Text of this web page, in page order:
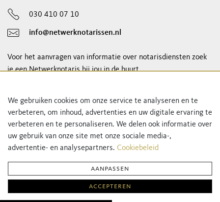
We gebruiken cookies om onze service te analyseren en te
verbeteren, om inhoud, advertenties en uw digitale ervaring te
verbeteren en te personaliseren. We delen ook informatie over
uw gebruik van onze site met onze sociale media-,
advertentie- en analysepartners. Cookiebeleid
aanpassen
accepteren
030 410 07 10
info@netwerknotarissen.nl
Voor het aanvragen van informatie over notarisdiensten zoek
je een Netwerknotaris bij jou in de buurt.
notaris vinden
Schrijf je in voor onze nieuwsbrief!
Privacyverklaring Cookiebeleid